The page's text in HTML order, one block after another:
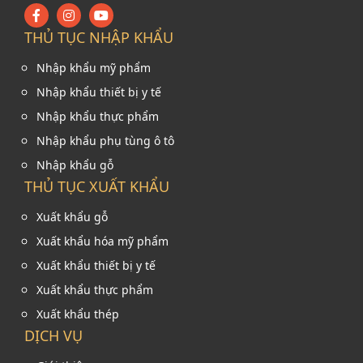
THỦ TỤC NHẬP KHẨU
Nhập khẩu mỹ phẩm
Nhập khẩu thiết bị y tế
Nhập khẩu thực phẩm
Nhập khẩu phụ tùng ô tô
Nhập khẩu gỗ
THỦ TỤC XUẤT KHẨU
Xuất khẩu gỗ
Xuất khẩu hóa mỹ phẩm
Xuất khẩu thiết bị y tế
Xuất khẩu thực phẩm
Xuất khẩu thép
DỊCH VỤ